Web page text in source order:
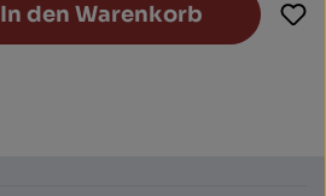
In den Warenkorb